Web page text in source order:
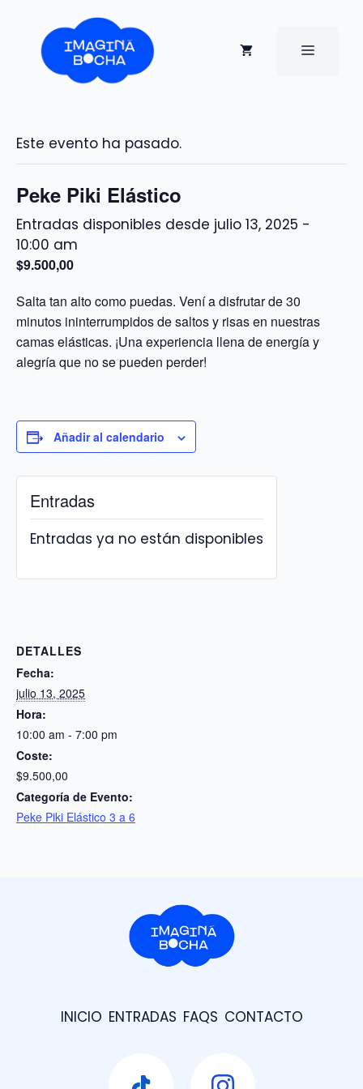
contenido
MENÚ
Este evento ha pasado.
Peke Piki Elástico
julio 13, 2025 -
10:00 am
$9.500,00
Salta tan alto como puedas. Vení a disfrutar de 30
minutos ininterrumpidos de saltos y risas en nuestras
camas elásticas. ¡Una experiencia llena de energía y
alegría que no se pueden perder!
Añadir al calendario
DETALLES
Fecha:
julio 13, 2025
Hora:
10:00 am - 7:00 pm
Coste:
$9.500,00
Categoría de Evento:
Peke Piki Elástico 3 a 6
Entradas
Entradas ya no están disponibles
INICIO ENTRADAS FAQS CONTACTO